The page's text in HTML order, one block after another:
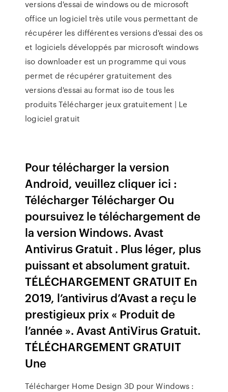
versions d'essai de windows ou de microsoft
office un logiciel très utile vous permettant de
récupérer les différentes versions d'essai des os
et logiciels développés par microsoft windows
iso downloader est un programme qui vous
permet de récupérer gratuitement des
versions d'essai au format iso de tous les
produits Télécharger jeux gratuitement | Le
logiciel gratuit
Pour télécharger la version
Android, veuillez cliquer ici :
Télécharger Télécharger Ou
poursuivez le téléchargement de
la version Windows. Avast
Antivirus Gratuit . Plus léger, plus
puissant et absolument gratuit.
TÉLÉCHARGEMENT GRATUIT En
2019, l’antivirus d’Avast a reçu le
prestigieux prix « Produit de
l’année ». Avast AntiVirus Gratuit.
TÉLÉCHARGEMENT GRATUIT
Une
Télécharger Home Design 3D pour Windows :